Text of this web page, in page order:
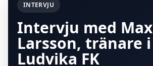
INTERVJU
Intervju med Max
Larsson, tränare i
Ludvika FK